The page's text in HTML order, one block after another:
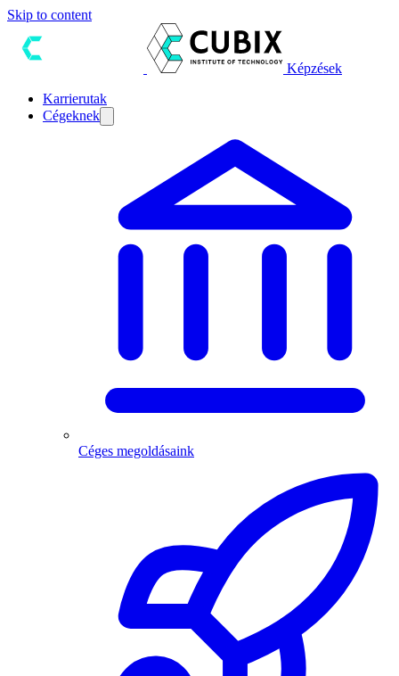
Skip to content
Képzések
Karrierutak
Cégeknek
Céges megoldásaink